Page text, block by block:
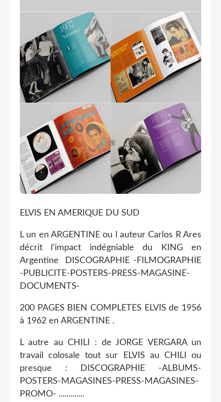
ELVIS EN AMERIQUE DU SUD
L un en ARGENTINE ou l auteur Carlos R Ares
décrit l'impact indégniable du KING en
Argentine DISCOGRAPHIE -FILMOGRAPHIE
-PUBLICITE-POSTERS-PRESS-MAGASINE-
DOCUMENTS-
200 PAGES BIEN COMPLETES ELVIS de 1956
à 1962 en ARGENTINE .
L autre au CHILI : de JORGE VERGARA un
travail colosale tout sur ELVIS au CHILI ou
presque : DISCOGRAPHIE -ALBUMS-
POSTERS-MAGASINES-PRESS-MAGASINES-
PROMO- .............